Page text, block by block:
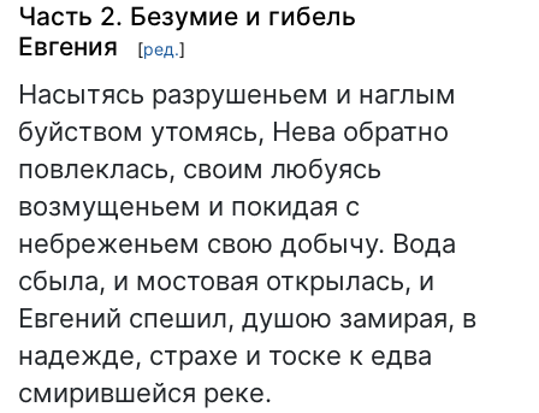
Часть 2. Безумие и гибель
Евгения
[ред.]
Насытясь разрушеньем и наглым
буйством утомясь, Нева обратно
повлеклась, своим любуясь
возмущеньем и покидая с
небреженьем свою добычу. Вода
сбыла, и мостовая открылась, и
Евгений спешил, душою замирая, в
надежде, страхе и тоске к едва
смирившейся реке.